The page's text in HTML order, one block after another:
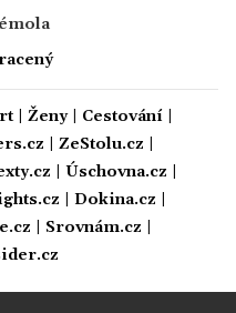
| Ženy| Cestování|
ZeStolu.cz
Úschovna.cz
Dokina.cz
Srovnám.cz